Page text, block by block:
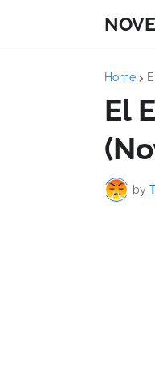
Home
El
by